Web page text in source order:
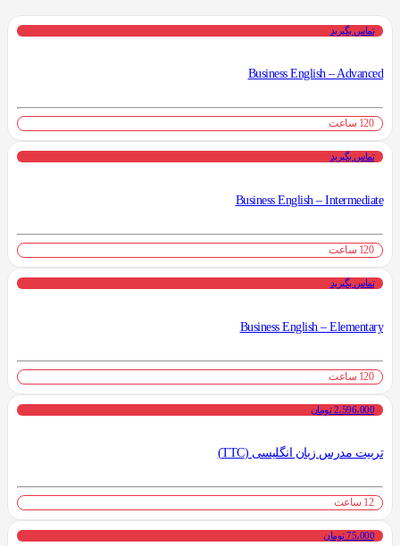
تماس بگیرید
Business English – Advanced
120 ساعت
تماس بگیرید
Business English – Intermediate
120 ساعت
تماس بگیرید
Business English – Elementary
120 ساعت
2،596،000 تومان
تربیت مدرس زبان انگلیسی (TTC)
12 ساعت
75،000 تومان